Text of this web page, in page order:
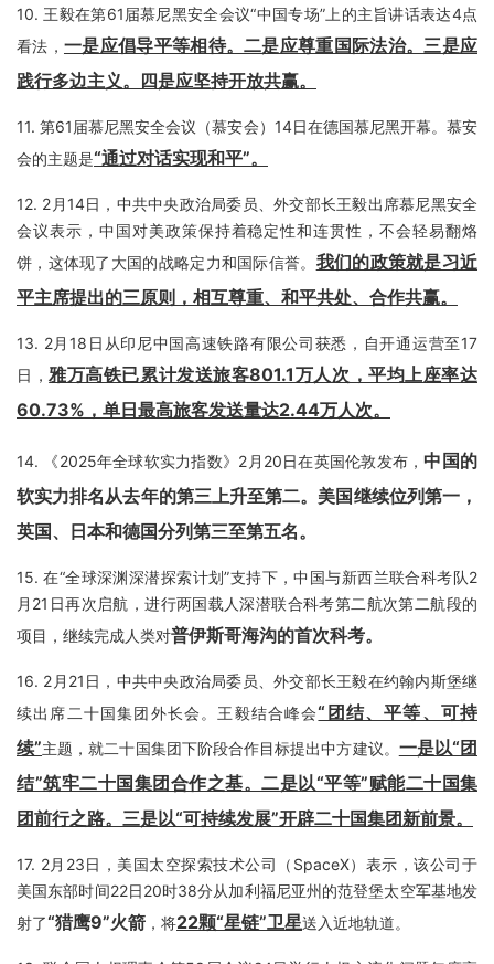
10. 王毅在第61届慕尼黑安全会议“中国专场”上的主旨讲话表达4点
看法， 一是应倡导平等相待。二是应尊重国际法治。三是应
践行多边主义。四是应坚持开放共赢。
11.第61届慕尼黑安全会议（慕安会）14日在德国慕尼黑开幕。慕安
会的主题是“通过对话实现和平”。
12. 2月14日，中共中央政治局委员、外交部长王毅出席慕尼黑安全
会议表示，中国对美政策保持着稳定性和连贯性，不会轻易翻烙
饼，这体现了大国的战略定力和国际信誉。 我们的政策就是习近
平主席提出的三原则，相互尊重、和平共处、合作共赢。
13. 2月18日从印尼中国高速铁路有限公司获悉，自开通运营至17
日，雅万高铁已累计发送旅客801.1万人次，平均上座率达
60.73%，单日最高旅客发送量达2.44万人次。
14. 《2025年全球软实力指数》2月20日在英国伦敦发布， 中国的
软实力排名从去年的第三上升至第二。美国继续位列第一，
英国、日本和德国分列第三至第五名。
15.在“全球深渊深潜探索计划”支持下，中国与新西兰联合科考队2
月21日再次启航，进行两国载人深潜联合科考第二航次第二航段的
项目，继续完成人类对普伊斯哥海沟的首次科考。
16. 2月21日，中共中央政治局委员、外交部长王毅在约翰内斯堡继
续出席二十国集团外长会。王毅结合峰会“团结、平等、可持
续”主题，就二十国集团下阶段合作目标提出中方建议。 一是以“团
结”筑牢二十国集团合作之基。二是以“平等”赋能二十国集
团前行之路。三是以“可持续发展”开辟二十国集团新前景。
17. 2月23日，美国太空探索技术公司（SpaceX）表示，该公司于
美国东部时间22日20时38分从加利福尼亚州的范登堡太空军基地发
射了“猎鹰9”火箭 ，将22颗“星链”卫星送入近地轨道。